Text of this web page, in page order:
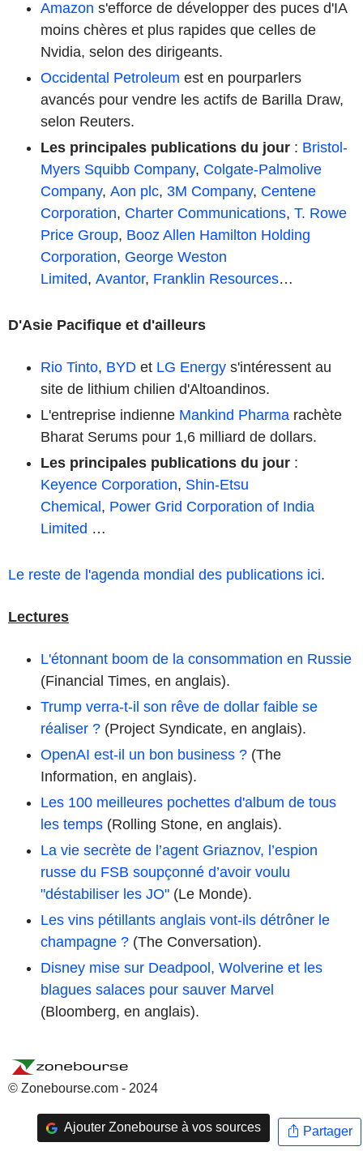
Amazon s'efforce de développer des puces d'IA
moins chères et plus rapides que celles de
Nvidia, selon des dirigeants.
Occidental Petroleum est en pourparlers
avancés pour vendre les actifs de Barilla Draw,
selon Reuters.
Les principales publications du jour : Bristol-
Myers Squibb Company, Colgate-Palmolive
Company, Aon plc, 3M Company, Centene
Corporation, Charter Communications, T. Rowe
Price Group, Booz Allen Hamilton Holding
Corporation, George Weston
Limited, Avantor, Franklin Resources…
D'Asie Pacifique et d'ailleurs
Rio Tinto, BYD et LG Energy s'intéressent au
site de lithium chilien d'Altoandinos.
L'entreprise indienne Mankind Pharma rachète
Bharat Serums pour 1,6 milliard de dollars.
Les principales publications du jour :
Keyence Corporation, Shin-Etsu
Chemical, Power Grid Corporation of India
Limited …
Le reste de l'agenda mondial des publications ici.
Lectures
L'étonnant boom de la consommation en Russie
(Financial Times, en anglais).
Trump verra-t-il son rêve de dollar faible se
réaliser ? (Project Syndicate, en anglais).
OpenAI est-il un bon business ? (The
Information, en anglais).
Les 100 meilleures pochettes d'album de tous
les temps (Rolling Stone, en anglais).
La vie secrète de l’agent Griaznov, l’espion
russe du FSB soupçonné d’avoir voulu
"déstabiliser les JO" (Le Monde).
Les vins pétillants anglais vont-ils détrôner le
champagne ? (The Conversation).
Disney mise sur Deadpool, Wolverine et les
blagues salaces pour sauver Marvel
(Bloomberg, en anglais).
© Zonebourse.com - 2024
Ajouter Zonebourse à vos sources Partager